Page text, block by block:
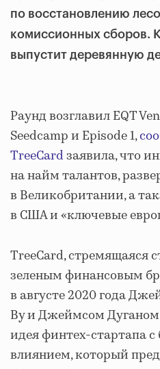
по восстановлению
комиссионных сборов.
выпустит деревянную
Раунд возглавил EQT
Seedcamp и Episode 1,
TreeCardзаявила, что
на найм талантов,
в Великобритании, а
в США и «ключевые
TreeCard, стремящаяся
зеленым финансовым
в августе 2020 года
Ву и Джеймсом
идея финтех-стартапа
влиянием, который